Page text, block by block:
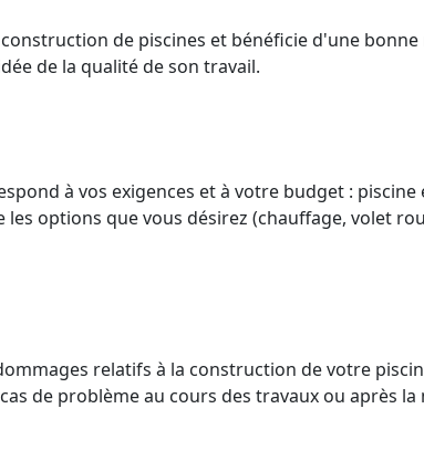
de piscines et bénéficie d'une
de la qualité de son travail.
à vos exigences et à votre budget :
options que vous désirez (chauffage, volet
relatifs à la construction de votre
de problème au cours des travaux ou après la